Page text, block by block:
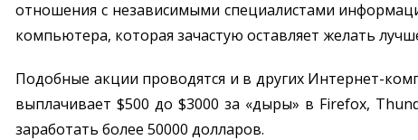
отношения с независимыми специалистами
компьютера, которая зачастую оставляет желать
Подобные акции проводятся и в других Интернет-
выплачивает $500 до $3000 за «дыры» в Firefox,
заработать более 50000 долларов.